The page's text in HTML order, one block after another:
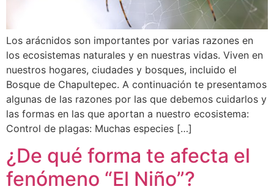
Los arácnidos son importantes por varias razones en
los ecosistemas naturales y en nuestras vidas. Viven en
nuestros hogares, ciudades y bosques, incluido el
Bosque de Chapultepec. A continuación te presentamos
algunas de las razones por las que debemos cuidarlos y
las formas en las que aportan a nuestro ecosistema:
Control de plagas: Muchas especies […]
¿De qué forma te afecta el
fenómeno “El Niño”?